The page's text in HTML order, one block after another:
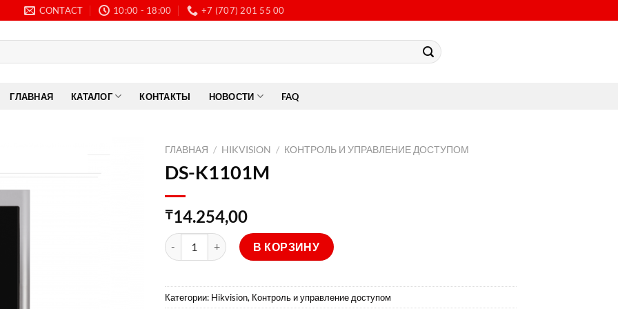
CONTACT 10:00 - 18:00 +7 (707) 201 55 00
ГЛАВНАЯ КАТАЛОГ КОНТАКТЫ НОВОСТИ FAQ
ГЛАВНАЯ / HIKVISION / КОНТРОЛЬ И УПРАВЛЕНИЕ ДОСТУПОМ
DS-K1101M
₸14.254,00
Количество товара DS-K1101M
В КОРЗИНУ
Категории: Hikvision, Контроль и управление доступом